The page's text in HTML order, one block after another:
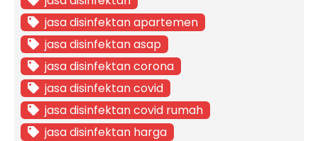
jasa disinfektan apartemen
jasa disinfektan asap
jasa disinfektan corona
jasa disinfektan covid
jasa disinfektan covid rumah
jasa disinfektan harga